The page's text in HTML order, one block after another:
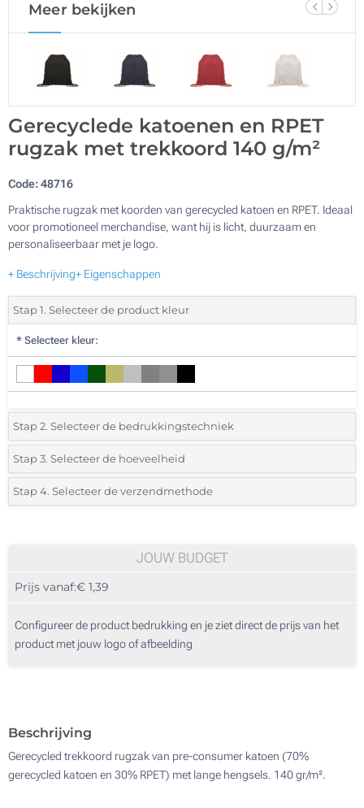
Meer bekijken
Gerecyclede katoenen en RPET
rugzak met trekkoord 140 g/m²
Code:48716
Praktische rugzak met koorden van gerecycled katoen en RPET. Ideaal
voor promotioneel merchandise, want hij is licht, duurzaam en
personaliseerbaar met je logo.
+ Beschrijving+ Eigenschappen
Stap 1. Selecteer de product kleur
* Selecteer kleur:
Stap 2. Selecteer de bedrukkingstechniek
*Selecteer de bedrukking en kleuren van het logo:
1 Kleur (Aan een kant)
3 Kleuren (Aan een kant)
Digitale full colour transfer (Aan een kant)
Stap 3. Selecteer de hoeveelheid
*Selecteer uit de lijst of voeg het gewenste aantal in
50
250
Stap 4. Selecteer de verzendmethode
JOUW BUDGET
Prijs vanaf:€ 1,39
Configureer de product bedrukking en je ziet direct de prijs van het
product met jouw logo of afbeelding
Beschrijving
Gerecycled trekkoord rugzak van pre-consumer katoen (70%
gerecycled katoen en 30% RPET) met lange hengsels. 140 gr/m².